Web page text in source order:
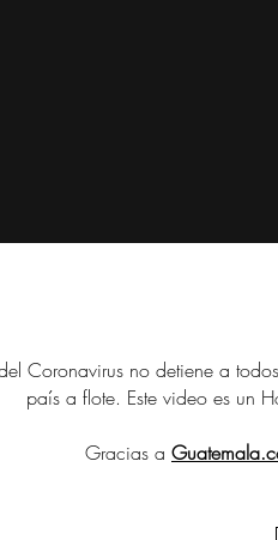
Coronavirus no detiene a
país a flote. Este video es un
Gracias a